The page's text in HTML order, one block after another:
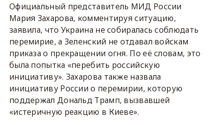
Официальный представитель МИД России
Мария Захарова, комментируя ситуацию,
заявила, что Украина не собиралась соблюдать
перемирие, а Зеленский не отдавал войскам
приказа о прекращении огня. По её словам, это
была попытка «перебить российскую
инициативу». Захарова также назвала
инициативу России о перемирии, которую
поддержал Дональд Трамп, вызвавшей
«истеричную реакцию в Киеве».